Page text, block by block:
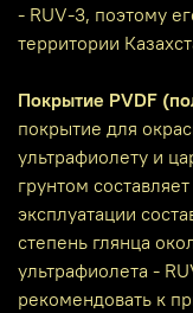
- RUV-3, поэтому
территории
Покрытие PVDF
покрытие для
ультрафиолету и
грунтом
эксплуатации
степень глянца
ультрафиолета -
рекомендовать к